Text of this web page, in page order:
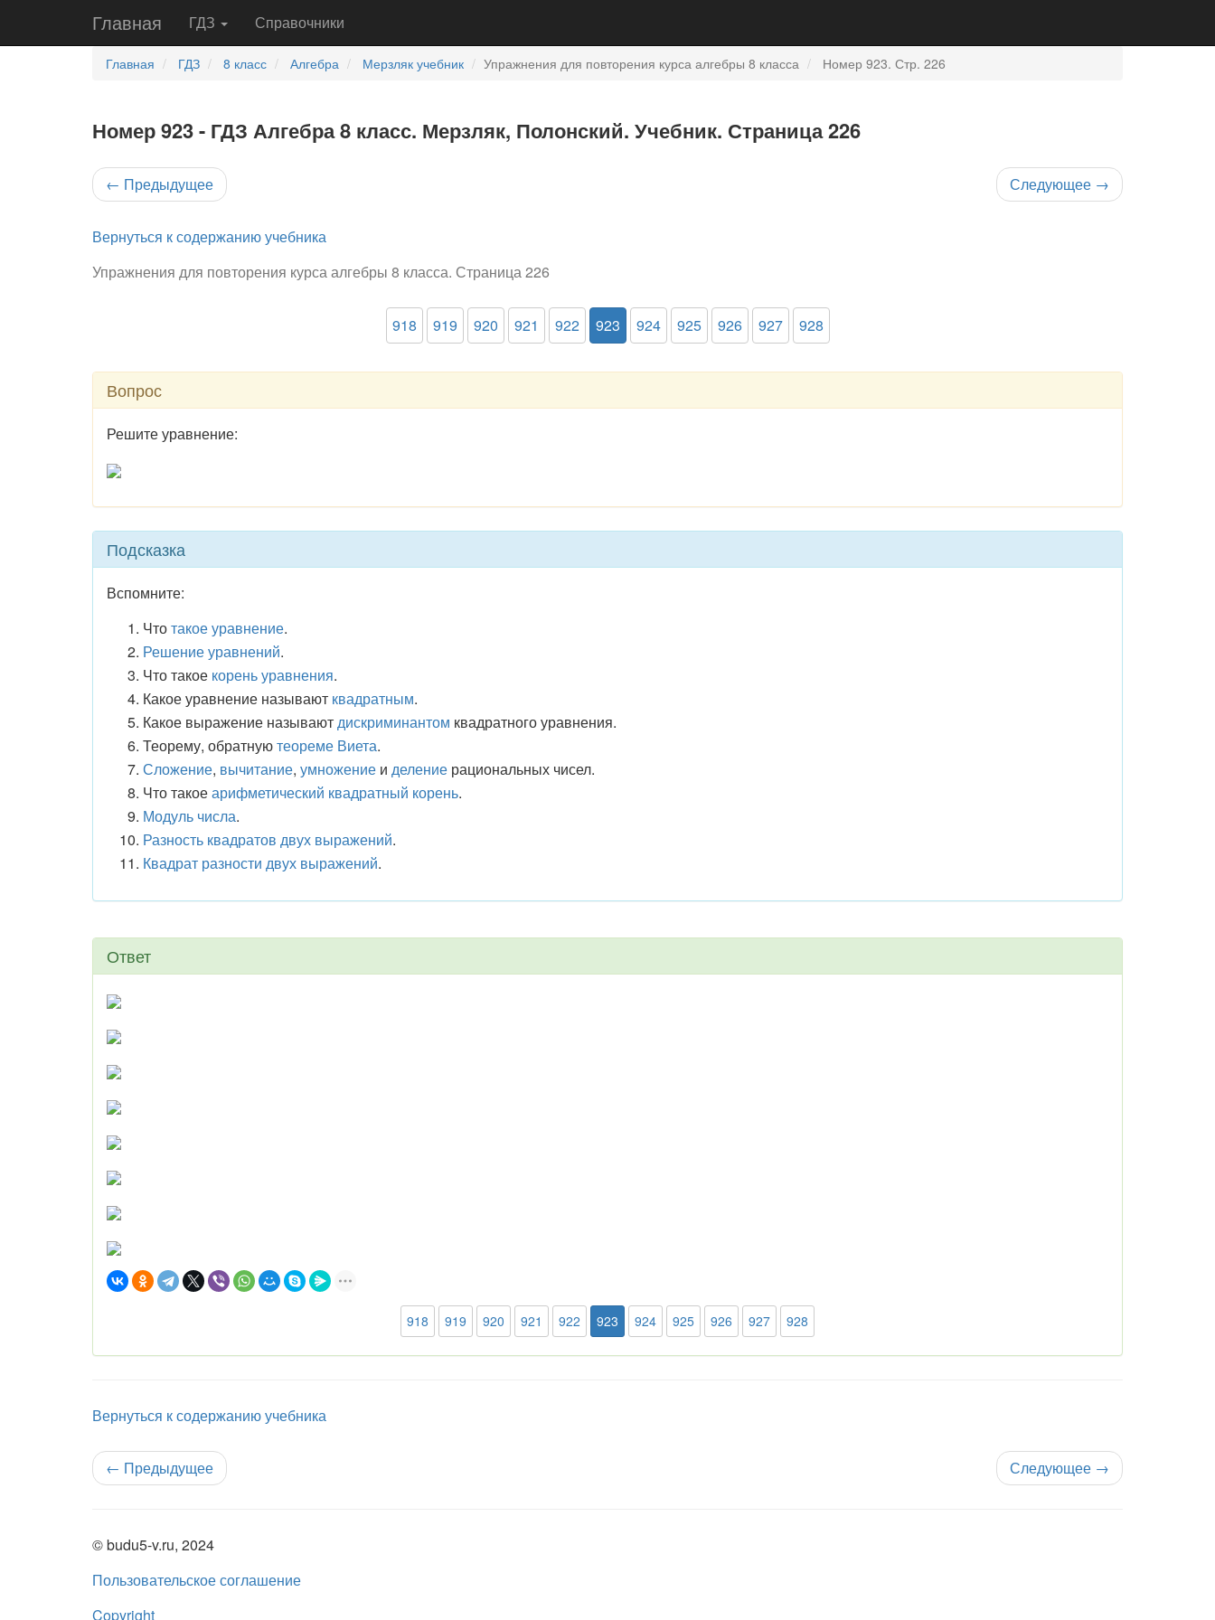
Главная ГДЗ Справочники
Главная ГДЗ 8 класс Алгебра Мерзляк учебник Упражнения для повторения курса алгебры 8 класса Номер 923. Стр. 226
Номер 923 - ГДЗ Алгебра 8 класс. Мерзляк, Полонский. Учебник. Страница 226
← Предыдущее Следующее →
Вернуться к содержанию учебника
Упражнения для повторения курса алгебры 8 класса. Страница 226
918 919 920 921 922 923 924 925 926 927 928
Вопрос
Решите уравнение:
Подсказка
Вспомните:
Чтотакое уравнение.
Решение уравнений.
Что такое корень уравнения.
Какое уравнение называют квадратным.
Какое выражение называютдискриминантом квадратного уравнения.
Теорему, обратнуютеореме Виета.
Сложение, вычитание, умножение и деление рациональных чисел.
Что такоеарифметический квадратный корень.
Модуль числа.
Разность квадратов двух выражений.
Квадрат разности двух выражений.
Ответ
918 919 920 921 922 923 924 925 926 927 928
Вернуться к содержанию учебника
← Предыдущее Следующее →
© budu5-v.ru, 2024
Пользовательское соглашение
Copyright